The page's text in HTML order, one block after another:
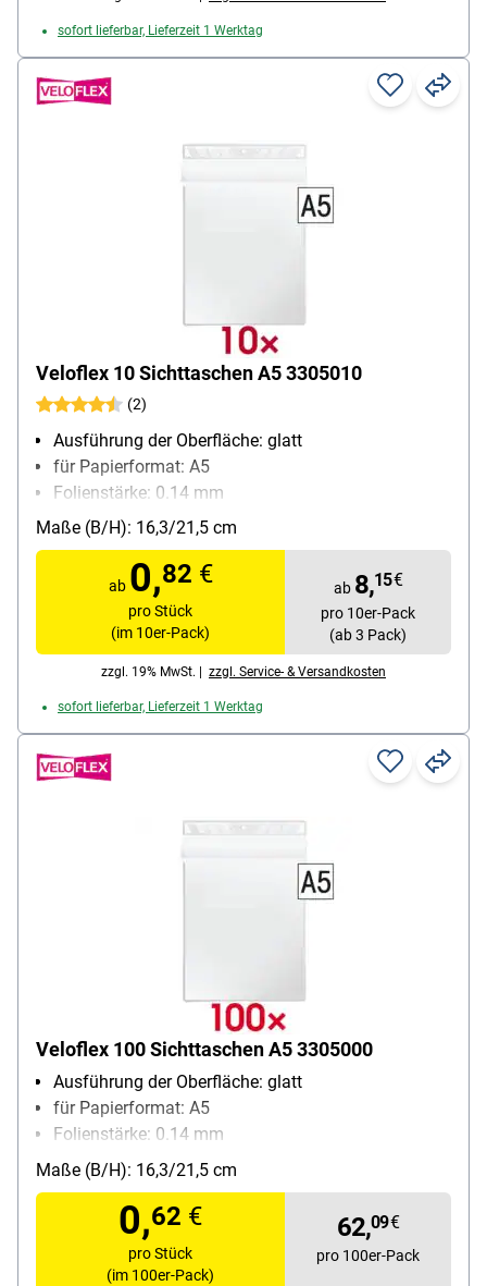
sofort lieferbar, Lieferzeit 1 Werktag
Veloflex 10 Sichttaschen A5 3305010
(2)
Ausführung der Oberfläche: glatt
für Papierformat: A5
Folienstärke: 0.14 mm
Material: PP-Folie
Inhalt pro Pack: 10 Stück
Maße (B/H): 16,3/21,5 cm
ab 0,82 €
pro Stück
(im 10er-Pack)
ab 8,15€
pro 10er-Pack
(ab 3 Pack)
zzgl. 19% MwSt. | zzgl. Service- & Versandkosten
sofort lieferbar, Lieferzeit 1 Werktag
Veloflex 100 Sichttaschen A5 3305000
Ausführung der Oberfläche: glatt
für Papierformat: A5
Folienstärke: 0.14 mm
Material: PP-Folie
Inhalt pro Pack: 100 Stück
Maße (B/H): 16,3/21,5 cm
0,62 €
pro Stück
(im 100er-Pack)
62,09€
pro 100er-Pack